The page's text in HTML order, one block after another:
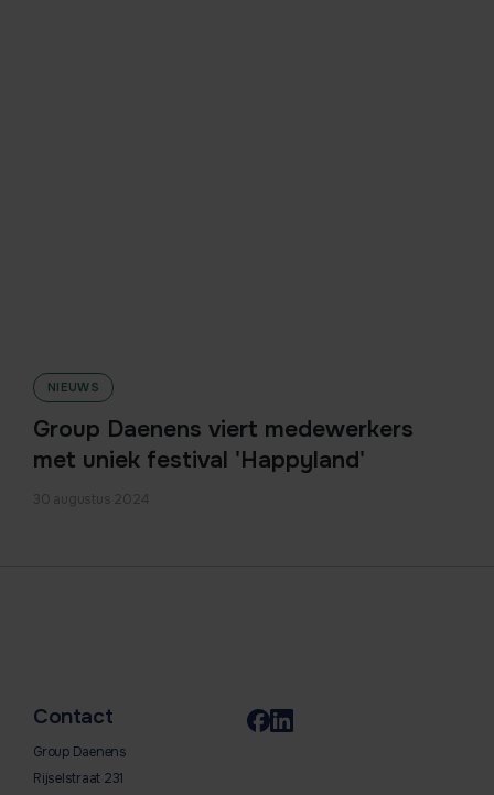
NIEUWS
Group Daenens viert medewerkers
met uniek festival 'Happyland'
30 augustus 2024
Contact
Group Daenens
Rijselstraat 231